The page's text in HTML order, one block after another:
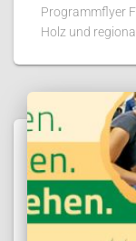
Programmflyer
Holz und